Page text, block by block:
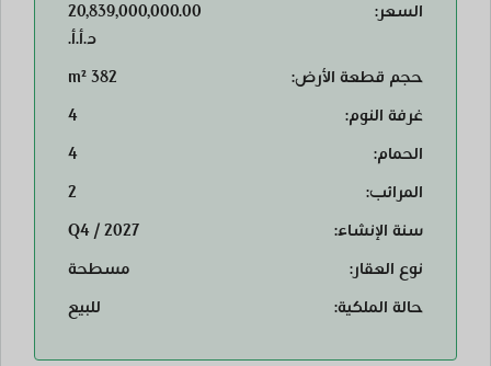
السعر:
20,839,000,000.00
د.أ.أ.
حجم قطعة الأرض:
382 m²
غرفة النوم:
4
الحمام:
4
المرائب:
2
سنة الإنشاء:
Q4 / 2027
نوع العقار:
مسطحة
حالة الملكية:
للبيع